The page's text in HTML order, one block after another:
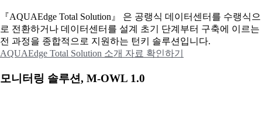
『AQUAEdge Total Solution』 은 공랭식 데이터센터를 수랭식으
로 전환하거나 데이터센터를 설계 초기 단계부터 구축에 이르는
전 과정을 종합적으로 지원하는 턴키 솔루션입니다.
AQUAEdge Total Solution 소개 자료 확인하기
모니터링 솔루션, M-OWL 1.0